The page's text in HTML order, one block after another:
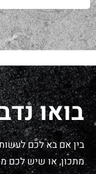
בואו
בין אם בא לכם
מתכון, או שיש לכם